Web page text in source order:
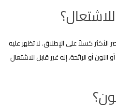
الأكثر كسلاً على الإطلاق. لا تظهر عليه
أو الرائحة. إنه غير قابل للاشتعال